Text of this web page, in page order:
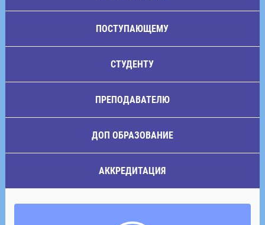
ПОСТУПАЮЩЕМУ
СТУДЕНТУ
ПРЕПОДАВАТЕЛЮ
ДОП ОБРАЗОВАНИЕ
АККРЕДИТАЦИЯ